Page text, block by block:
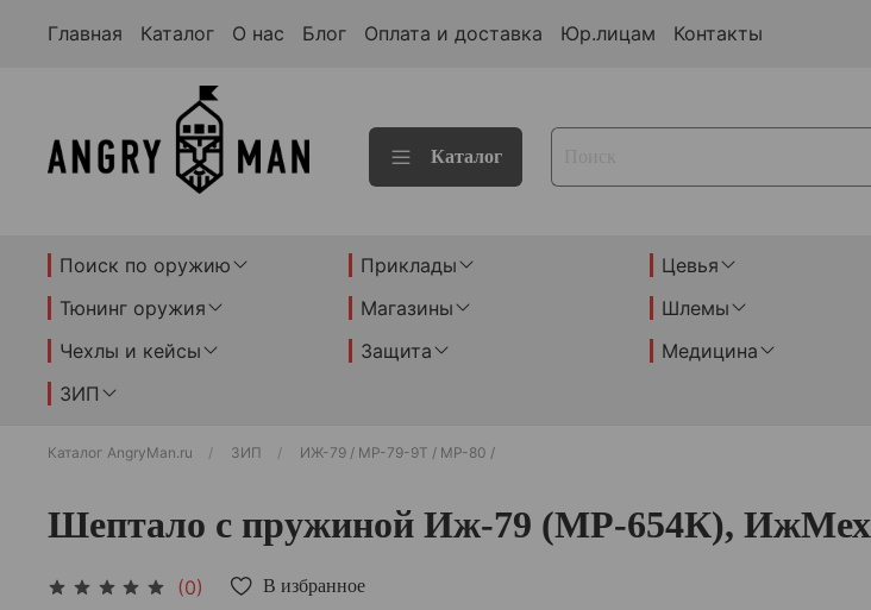
Главная Каталог О нас Блог Оплата и доставка Юр.лицам Контакты
Каталог
Поиск по оружию Приклады Цевья
Тюнинг оружия
Магазины Шлемы
Чехлы и кейсы
Защита Медицина
ЗИП
Каталог AngryMan.ru ЗИП ИЖ-79 / МР-79-9Т / МР-80 /
Шептало с пружиной Иж-79 (МР-654К), ИжМех
(0) В избранное